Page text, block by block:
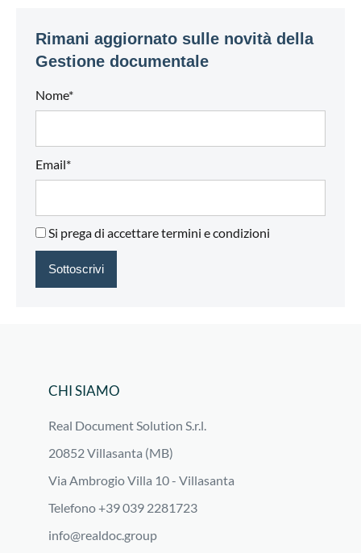
Rimani aggiornato sulle novità della
Gestione documentale
Nome*
Email*
Si prega di accettare termini e condizioni
CHI SIAMO
Real Document Solution S.r.l.
20852 Villasanta (MB)
Via Ambrogio Villa 10 - Villasanta
Telefono +39 039 2281723
info@realdoc.group